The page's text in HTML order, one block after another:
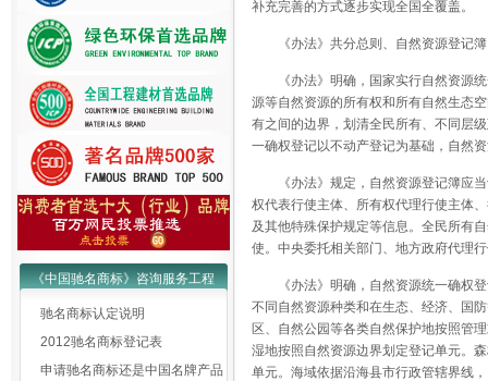
《中国驰名商标》咨询服务工程
驰名商标认定说明
2012驰名商标登记表
申请驰名商标还是中国名牌产品
补充完善的方式逐步实现全国全覆盖。
《办法》共分总则、自然资源登记
《办法》明确，国家实行自然资源
源等自然资源的所有权和所有自然生态
有之间的边界，划清全民所有、不同层
一确权登记以不动产登记为基础，自然
《办法》规定，自然资源登记簿应
权代表行使主体、所有权代理行使主体
及其他特殊保护规定等信息。全民所有
使。中央委托相关部门、地方政府代理
《办法》明确，自然资源统一确权
不同自然资源种类和在生态、经济、国
区、自然公园等各类自然保护地按照管
湿地按照自然资源边界划定登记单元。
单元。海域依据沿海县市行政管辖界线